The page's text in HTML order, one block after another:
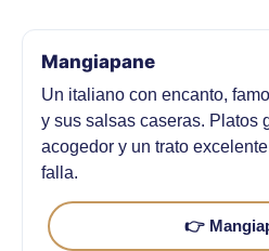
Mangiapane
Un italiano con encanto,
y sus salsas caseras. Platos
acogedor y un trato
falla.
👉